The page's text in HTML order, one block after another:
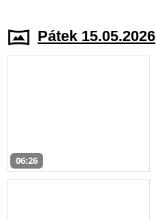
Pátek 15.05.2026
06:26